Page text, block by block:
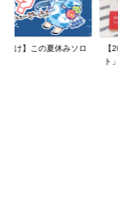
向け】この夏休みソロ
【
ト